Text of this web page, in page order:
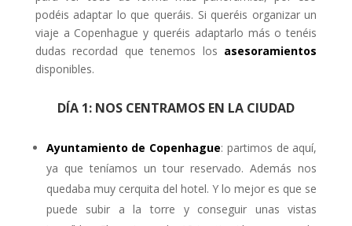
podéis adaptar lo que queráis. Si queréis organizar un
viaje a Copenhague y queréis adaptarlo más o tenéis
dudas recordad que tenemos los asesoramientos
disponibles.
DÍA 1: NOS CENTRAMOS EN LA CIUDAD
Ayuntamiento de Copenhague: partimos de aquí,
ya que teníamos un tour reservado. Además nos
quedaba muy cerquita del hotel. Y lo mejor es que se
puede subir a la torre y conseguir unas vistas